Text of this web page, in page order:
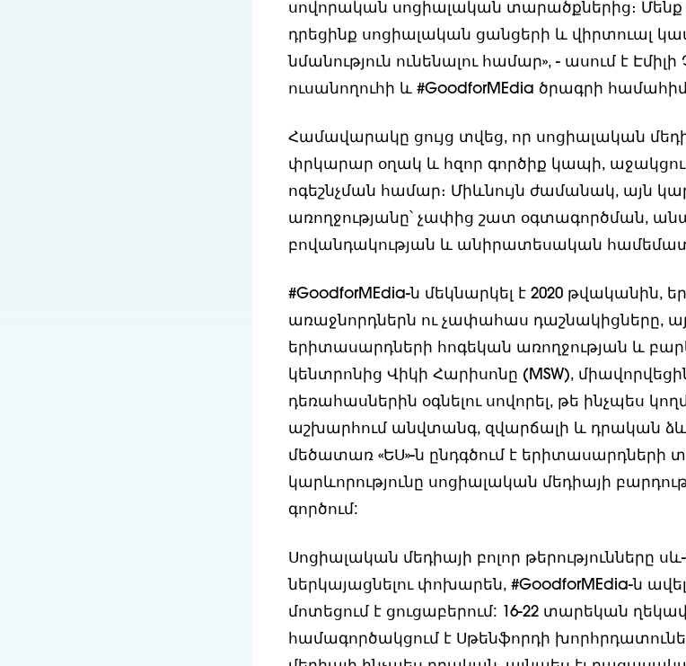
սովորական սոցիալական տարածքներից։ Մենք
դրեցինք սոցիալական ցանցերի և վիրտուալ
նմանություն ունենալու համար», - ասում է Էմիլի
ուսանողուհի և #GoodforMEdia ծրագրի
Համավարակը ցույց տվեց, որ սոցիալական
փրկարար օղակ և հզոր գործիք կապի,
ոգեշնչման համար։ Միևնույն ժամանակ, այն
առողջությանը՝ չափից շատ օգտագործման,
բովանդակության և անիրատեսական
#GoodforMEdia-ն մեկնարկել է 2020 թվականին,
առաջնորդներն ու չափահաս դաշնակիցները,
երիտասարդների հոգեկան առողջության և
կենտրոնից Վիկի Հարիսոնը (MSW),
դեռահասներին օգնելու սովորել, թե ինչպես
աշխարհում անվտանգ, զվարճալի և դրական
մեծատառ «ԵՍ»-ն ընդգծում է երիտասարդների
կարևորությունը սոցիալական մեդիայի
գործում:
Սոցիալական մեդիայի բոլոր թերությունները
ներկայացնելու փոխարեն, #GoodforMEdia-ն
մոտեցում է ցուցաբերում: 16-22 տարեկան
համագործակցում է Սթենֆորդի